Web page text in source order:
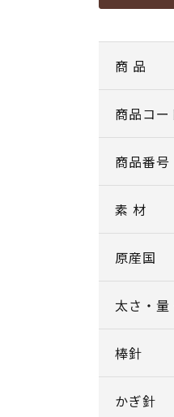
商 品
商品コー
商品番号
素 材
原産国
太さ・量
棒針
かぎ針